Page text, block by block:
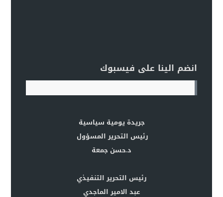
انضم الينا على فيسبوك
جريدة يومية سياسية
رئيس التحرير المسؤول
د.حسن جمعة
رئيس التحرير التنفيذي
عبد الامير الماجدي